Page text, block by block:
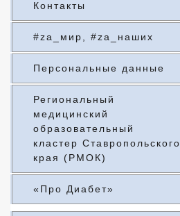
Контакты
#za_мир, #za_наших
Персональные данные
Региональный
медицинский
образовательный
кластер Ставропольского
края (РМОК)
«Про Диабет»